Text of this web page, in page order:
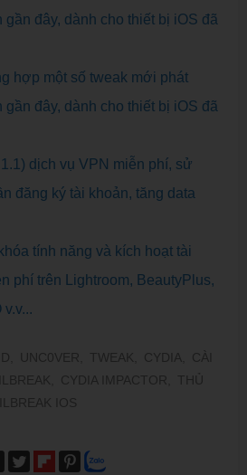
gần đây, dành cho thiết bị iOS đã
hợp một số tweak mới phát
gần đây, dành cho thiết bị iOS đã
dịch vụ VPN miễn phí, sử
đăng ký tài khoản, tăng data
tính năng và kích hoạt tài
phí trên Lightroom, BeautyPlus,
v.v...
UNC0VER, TWEAK, CYDIA,
CÀI
CYDIA IMPACTOR,
THỦ
IOS